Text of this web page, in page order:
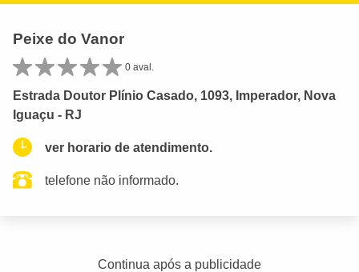
Peixe do Vanor
0 aval.
Estrada Doutor Plínio Casado, 1093, Imperador, Nova
Iguaçu - RJ
ver horario de atendimento.
telefone não informado.
Continua após a publicidade